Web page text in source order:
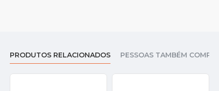
PRODUTOS RELACIONADOS PESSOAS TAMBÉM